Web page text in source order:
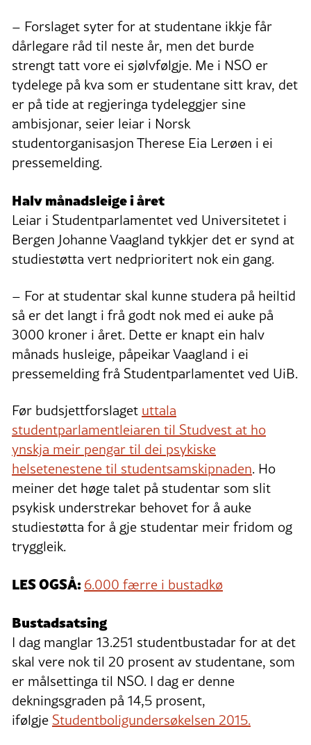
– Forslaget syter for at studentane ikkje får
dårlegare råd til neste år, men det burde
strengt tatt vore ei sjølvfølgje. Me i NSO er
tydelege på kva som er studentane sitt krav, det
er på tide at regjeringa tydeleggjer sine
ambisjonar, seier leiar i Norsk
studentorganisasjon Therese Eia Lerøen i ei
pressemelding.
Halv månadsleige i året
Leiar i Studentparlamentet ved Universitetet i
Bergen Johanne Vaagland tykkjer det er synd at
studiestøtta vert nedprioritert nok ein gang.
– For at studentar skal kunne studera på heiltid
så er det langt i frå godt nok med ei auke på
3000 kroner i året. Dette er knapt ein halv
månads husleige, påpeikar Vaagland i ei
pressemelding frå Studentparlamentet ved UiB.
Før budsjettforslaget uttala
studentparlamentleiaren til Studvest at ho
ynskja meir pengar til dei psykiske
helsetenestene til studentsamskipnaden. Ho
meiner det høge talet på studentar som slit
psykisk understrekar behovet for å auke
studiestøtta for å gje studentar meir fridom og
tryggleik.
LES OGSÅ:6.000 færre i bustadkø
Bustadsatsing
I dag manglar 13.251 studentbustadar for at det
skal vere nok til 20 prosent av studentane, som
er målsettinga til NSO. I dag er denne
dekningsgraden på 14,5 prosent,
ifølgje Studentboligundersøkelsen 2015.